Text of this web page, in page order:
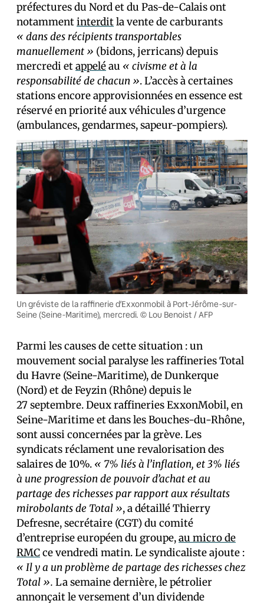
préfectures du Nord et du Pas-de-Calais ont
notammentinterditla vente de carburants
« dans des récipients transportables
manuellement » (bidons, jerricans) depuis
mercredi etappeléau « civisme et à la
responsabilité de chacun ». L’accès à certaines
stations encore approvisionnées en essence est
réservé en priorité aux véhicules d’urgence
(ambulances, gendarmes, sapeur-pompiers).
Un gréviste de la raffinerie d’Exxonmobil à Port-Jérôme-sur-
Seine (Seine-Maritime), mercredi. © Lou Benoist / AFP
Parmi les causes de cette situation : un
mouvement social paralyse les raffineries Total
du Havre (Seine-Maritime), de Dunkerque
(Nord) et de Feyzin (Rhône) depuis le
27 septembre. Deux raffineries ExxonMobil, en
Seine-Maritime et dans les Bouches-du-Rhône,
sont aussi concernées par la grève. Les
syndicats réclament une revalorisation des
salaires de 10%. « 7% liés à l’inflation, et 3% liés
à une progression de pouvoir d’achat et au
partage des richesses par rapport aux résultats
mirobolants de Total », a détaillé Thierry
Defresne, secrétaire (CGT) du comité
d’entreprise européen du groupe,au micro de
RMCce vendredi matin. Le syndicaliste ajoute :
« Il y a un problème de partage des richesses chez
Total ». La semaine dernière, le pétrolier
annonçait le versement d’un dividende